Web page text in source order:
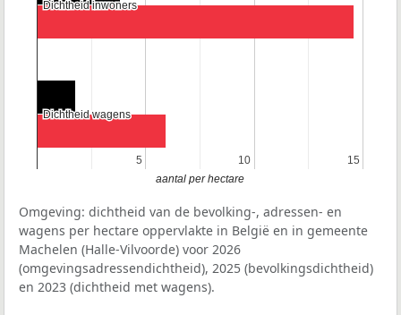
5
5 10
10 15
15
Dichtheid inwoners
Dichtheid inwoners
Dichtheid wagens
Dichtheid wagens
aantal per hectare
Omgeving: dichtheid van de bevolking-, adressen- en
wagens per hectare oppervlakte in België en in gemeente
Machelen (Halle-Vilvoorde) voor 2026
(omgevingsadressendichtheid), 2025 (bevolkingsdichtheid)
en 2023 (dichtheid met wagens).